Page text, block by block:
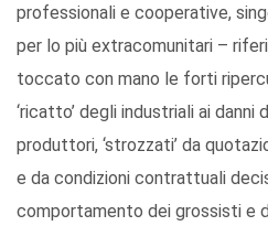
professionali e cooperative,
per lo più extracomunitari –
toccato con mano le forti
‘ricatto’ degli industriali ai
produttori, ‘strozzati’ da
e da condizioni contrattuali
comportamento dei grossisti e